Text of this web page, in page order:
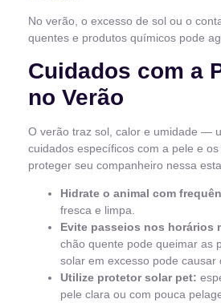
No verão, o excesso de sol ou o
quentes e produtos químicos pode
Cuidados com a
no Verão
O verão traz sol, calor e umidade —
cuidados específicos com a pele e
proteger seu companheiro nessa
Hidrate o animal com
fresca e limpa.
Evite passeios nos horários
chão quente pode queimar as
solar em excesso pode causar
Utilize protetor solar pet:
pele clara ou com pouca